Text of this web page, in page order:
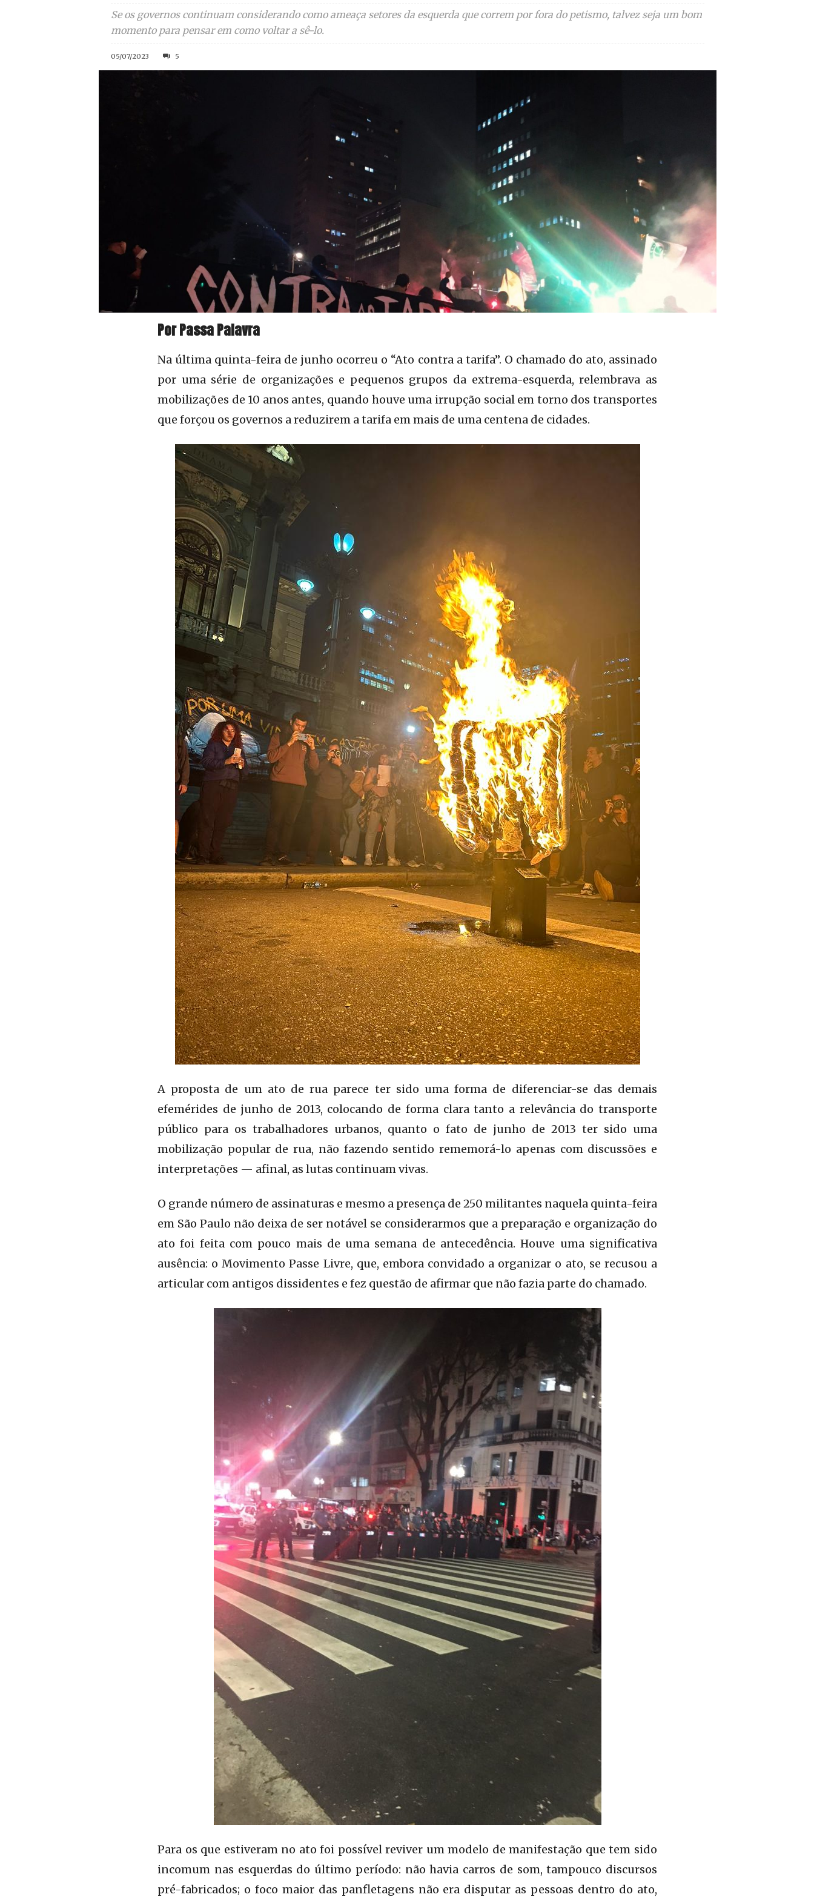
Se os governos continuam considerando como ameaça setores da esquerda que correm por fora do petismo, talvez seja um bom
momento para pensar em como voltar a sê-lo.
05/07/2023 5
Por Passa Palavra
Na última quinta-feira de junho ocorreu o “Ato contra a tarifa”. O chamado do ato, assinado
por uma série de organizações e pequenos grupos da extrema-esquerda, relembrava as
mobilizações de 10 anos antes, quando houve uma irrupção social em torno dos transportes
que forçou os governos a reduzirem a tarifa em mais de uma centena de cidades.
A proposta de um ato de rua parece ter sido uma forma de diferenciar-se das demais
efemérides de junho de 2013, colocando de forma clara tanto a relevância do transporte
público para os trabalhadores urbanos, quanto o fato de junho de 2013 ter sido uma
mobilização popular de rua, não fazendo sentido rememorá-lo apenas com discussões e
interpretações — afinal, as lutas continuam vivas.
O grande número de assinaturas e mesmo a presença de 250 militantes naquela quinta-feira
em São Paulo não deixa de ser notável se considerarmos que a preparação e organização do
ato foi feita com pouco mais de uma semana de antecedência. Houve uma significativa
ausência: o Movimento Passe Livre, que, embora convidado a organizar o ato, se recusou a
articular com antigos dissidentes e fez questão de afirmar que não fazia parte do chamado.
Para os que estiveram no ato foi possível reviver um modelo de manifestação que tem sido
incomum nas esquerdas do último período: não havia carros de som, tampouco discursos
pré-fabricados; o foco maior das panfletagens não era disputar as pessoas dentro do ato,